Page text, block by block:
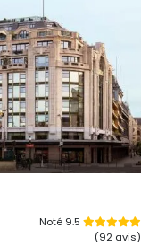
Noté 9.5
(92 avis)